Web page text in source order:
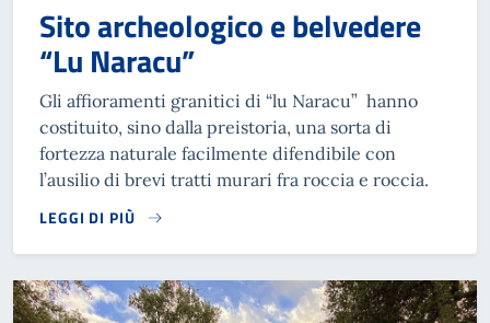
Sito archeologico e belvedere
“Lu Naracu”
Gli affioramenti granitici di “lu Naracu” hanno
costituito, sino dalla preistoria, una sorta di
fortezza naturale facilmente difendibile con
l’ausilio di brevi tratti murari fra roccia e roccia.
LEGGI DI PIÙ